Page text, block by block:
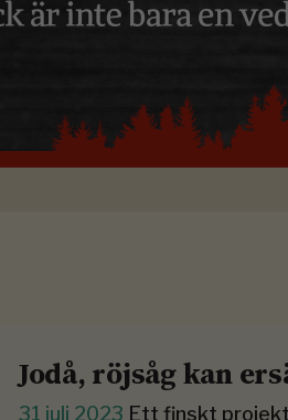
Jodå, röjsåg kan
31 juli 2023 Ett finskt